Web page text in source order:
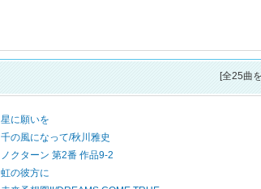
[全25曲
星に願いを
千の風になって/秋川雅史
ノクターン 第2番 作品9-2
虹の彼方に